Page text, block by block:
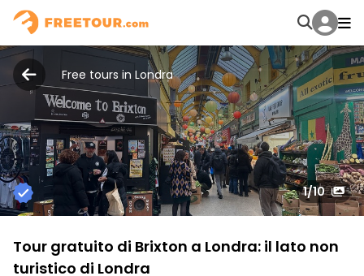
Free tours in Londra
1/10
Tour gratuito di Brixton a Londra: il lato non
turistico di Londra